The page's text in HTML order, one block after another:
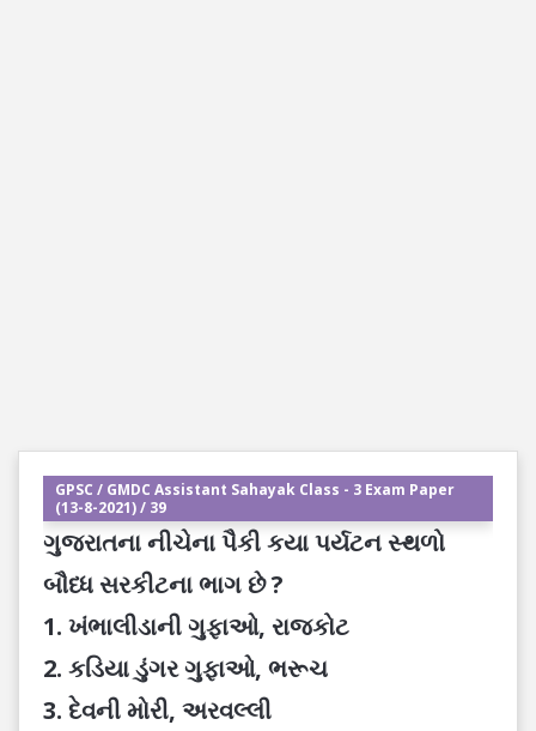
GPSC / GMDC Assistant Sahayak Class - 3 Exam Paper
(13-8-2021) / 39
ગુજરાતના નીચેના પૈકી કયા પર્યટન સ્થળો
બૌધ્ધ સરકીટના ભાગ છે ?
1. ખંભાલીડાની ગુફાઓ, રાજકોટ
2. કડિયા ડુંગર ગુફાઓ, ભરૂચ
3. દેવની મોરી, અરવલ્લી